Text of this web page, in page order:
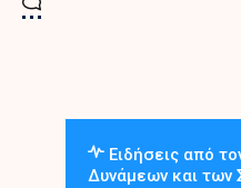
Ειδήσεις από
Δυνάμεων και